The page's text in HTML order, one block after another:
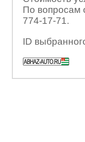
По вопросам
774-17-71.
ID